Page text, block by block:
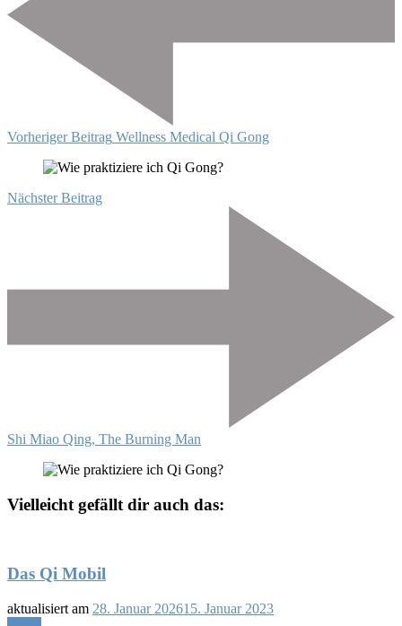
Vorheriger Beitrag Wellness Medical Qi Gong
Nächster Beitrag
Shi Miao Qing, The Burning Man
Vielleicht gefällt dir auch das:
Das Qi Mobil
aktualisiert am 28. Januar 202615. Januar 2023